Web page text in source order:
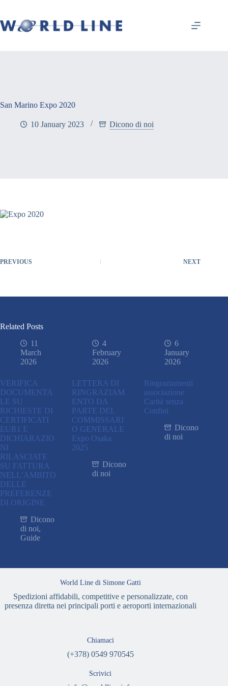
San Marino Expo 2020
10 January 2023 Dicono di noi
PREVIOUS NEXT
Related Posts
11
March
2026
VERIFICA
DOCUMENTA
LE SU
RICHIESTE DI
CERTIFICATI
EUR1 E
DICHIARAZIO
NI
RILASCIATE
SU FATTURA
NELL’AMBITO
DELLE
PREFERENZE
DI ORIGINE
Dicono
di noi,
Guide
4
February
2026
LETTERA DI
RINGRAZIAM
ENTO DA
PARTE DEL
COMMISSARI
O GENERALE
Expo Osaka
2025
Dicono
di noi
6
January
2026
Ringraziamenti
associazione
Carità senza
Confini
Dicono
di noi
World Line di Simone Gatti
Spedizioni affidabili, competitive e personalizzate, con
presenza diretta nei principali porti e aeroporti internazionali
Chiamaci
(+378) 0549 970545
Scrivici